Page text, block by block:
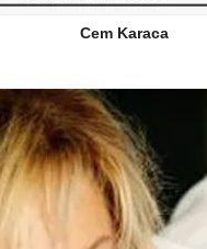
Cem Karaca